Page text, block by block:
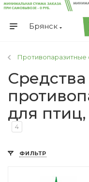
Брянск
Противопаразитные
Средства
для
4
ФИЛЬТР